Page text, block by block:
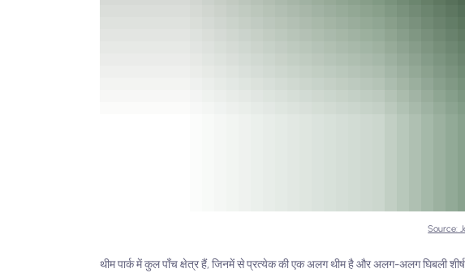
Source:
थीम पार्क में कुल पाँच क्षेत्र हैं, जिनमें से प्रत्येक की एक अलग थीम है और अलग-अलग घिबली